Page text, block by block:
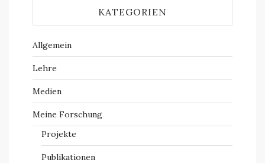
KATEGORIEN
Allgemein
Lehre
Medien
Meine Forschung
Projekte
Publikationen